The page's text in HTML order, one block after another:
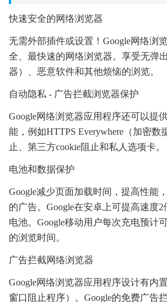
快速安全的网络浏览器
无需外部插件或设置！Google网络浏
全、最快速的网络浏览器。享受无弹
器）、恶意软件和其他烦恼的浏览。
自动隐私 - 广告拦截浏览器保护
Google网络浏览器应用程序还可以提
能，例如HTTPS Everywhere（加密数
止、第三方cookie阻止和私人选项卡。
电池和数据保护
Google减少页面加载时间，提高性能
的广告。Google在安卓上可提高速度
电池。Google移动用户每次充电预计
的浏览时间。
广告拦截网络浏览器
Google网络浏览器应用程序设计有内
窗口阻止程序）。Google的免费广告